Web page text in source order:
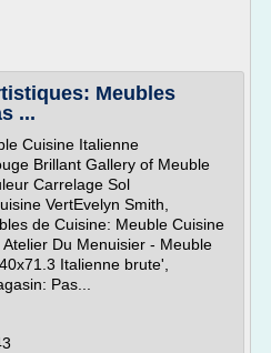
Meubles
...
Cuisine Italienne
Brillant Gallery of Meuble
Carrelage Sol
VertEvelyn Smith,
de Cuisine: Meuble Cuisine
Du Menuisier - Meuble
Italienne brute',
Pas...